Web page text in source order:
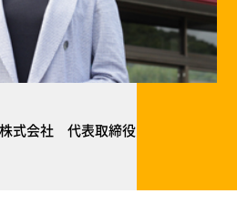
式会社 代表取締役